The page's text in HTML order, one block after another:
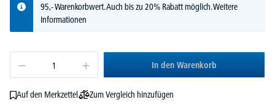
95,- Warenkorbwert. Auch bis zu 20% Rabatt möglich.Weitere
Informationen
In den Warenkorb
Auf den Merkzettel Zum Vergleich hinzufügen